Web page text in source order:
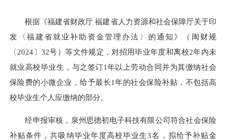
根据《福建省财政厅 福建省人力资源和社会保障厅关于印
发〈福建省就业补助资金管理办法〉的通知》（闽财规
〔2024〕32号）等文件规定，对招用毕业年度和离校2年内未
就业高校毕业生，与之签订1年以上劳动合同并为其缴纳社会
保险费的小微企业，给予最长1年的社会保险补贴，不包括高
校毕业生个人应缴纳的部分。
经申报审核，泉州思德初电子科技有限公司符合社会保险
补贴条件，共吸纳毕业年度高校毕业生3名，拟给予补贴金